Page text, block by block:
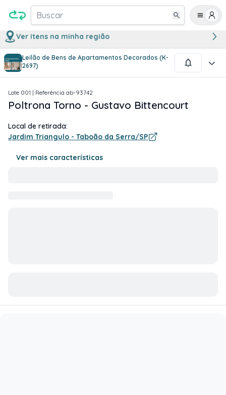
Buscar
Ver itens na minha região
Leilão de Bens de Apartamentos Decorados (K-
2697)
1/2
Lote 001 | Referência ab-93742
Poltrona Torno - Gustavo Bittencourt
Local de retirada:
Jardim Triangulo - Taboão da Serra/SP
Ver mais características